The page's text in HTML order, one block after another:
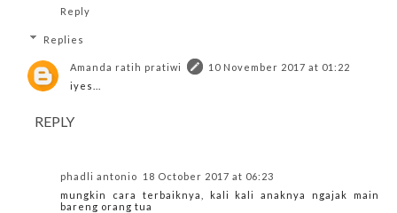
Reply
Replies
Amanda ratih pratiwi
10 November 2017 at 01:22
iyes...
REPLY
phadli antonio
18 October 2017 at 06:23
mungkin cara terbaiknya, kali kali anaknya ngajak main
bareng orang tua